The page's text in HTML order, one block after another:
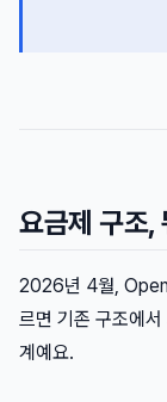
요금제 구조,
2026년 4월,
르면 기존 구조에서
계예요.